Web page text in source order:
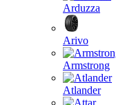
Arduzza
Arivo
Armstrong
Atlander